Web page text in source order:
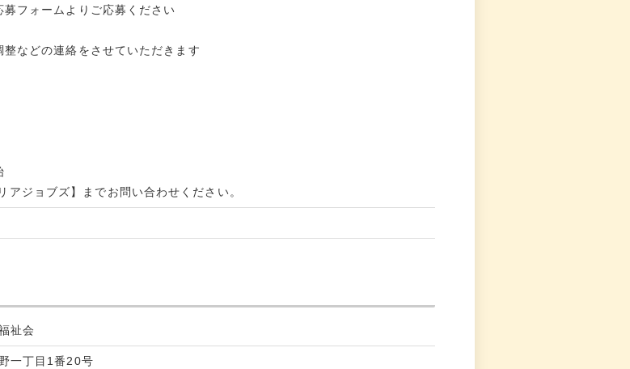
フォームよりご応募ください
などの連絡をさせていただきます
ジョブズ】までお問い合わせください。
祉会
一丁目1番20号